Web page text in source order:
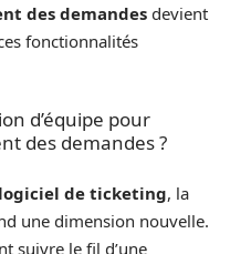
des demandes devient
fonctionnalités
d’équipe pour
des demandes ?
logiciel de ticketing, la
une dimension nouvelle.
suivre le fil d’une